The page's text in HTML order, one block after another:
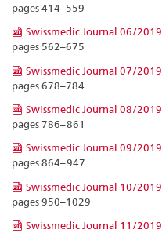
pages 414–559
Swissmedic Journal 06/2019
pages 562–675
Swissmedic Journal 07/2019
pages 678–784
Swissmedic Journal 08/2019
pages 786–861
Swissmedic Journal 09/2019
pages 864–947
Swissmedic Journal 10/2019
pages 950–1029
Swissmedic Journal 11/2019